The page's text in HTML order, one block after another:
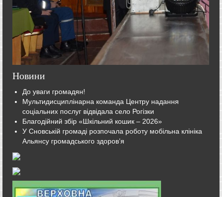
Новини
До уваги громадян!
Мультидисциплінарна команда Центру надання
соціальних послуг відвідала село Рогізки
Благодійний збір «Шкільний кошик – 2026»
У Сновській громаді розпочала роботу мобільна клініка
Альянсу громадського здоров’я